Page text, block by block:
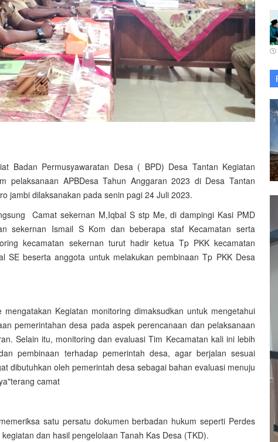
Badan Permusyawaratan Desa ( BPD) Desa Tantan Kegiatan
pelaksanaan APBDesa Tahun Anggaran 2023 di Desa Tantan
jambi dilaksanakan pada senin pagi 24 Juli 2023.
Camat sekernan M,Iqbal S stp Me, di dampingi Kasi PMD
sekernan Ismail S Kom dan beberapa staf Kecamatan serta
kecamatan sekernan turut hadir ketua Tp PKK kecamatan
beserta anggota untuk melakukan pembinaan Tp PKK Desa
Kegiatan monitoring dimaksudkan untuk mengetahui
pemerintahan desa pada aspek perencanaan dan pelaksanaan
Selain itu, monitoring dan evaluasi Tim Kecamatan kali ini lebih
pembinaan terhadap pemerintah desa, agar berjalan sesuai
dibutuhkan oleh pemerintah desa sebagai bahan evaluasi menuju
camat
satu persatu dokumen berbadan hukum seperti Perdes
dan hasil pengelolaan Tanah Kas Desa (TKD).